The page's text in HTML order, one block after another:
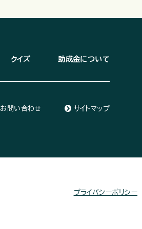
クイズ 助成金について
お問い合わせ サイトマップ
プライバシーポリシー